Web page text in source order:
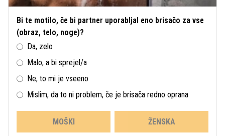
Bi te motilo, če bi partner uporabljal eno brisačo za vse
(obraz, telo, noge)?
Da, zelo
Malo, a bi sprejel/a
Ne, to mi je vseeno
Mislim, da to ni problem, če je brisača redno oprana
MOŠKI ŽENSKA